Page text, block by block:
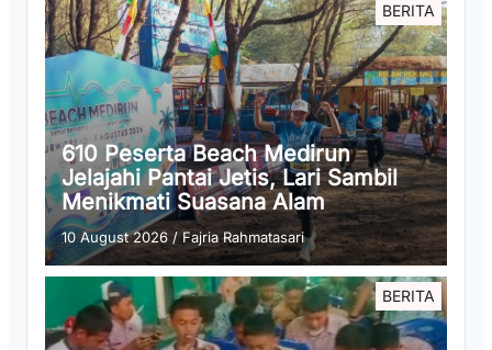
BERITA
610 Peserta Beach Medirun
Jelajahi Pantai Jetis, Lari Sambil
Menikmati Suasana Alam
10 August 2026 /Fajria Rahmatasari
BERITA